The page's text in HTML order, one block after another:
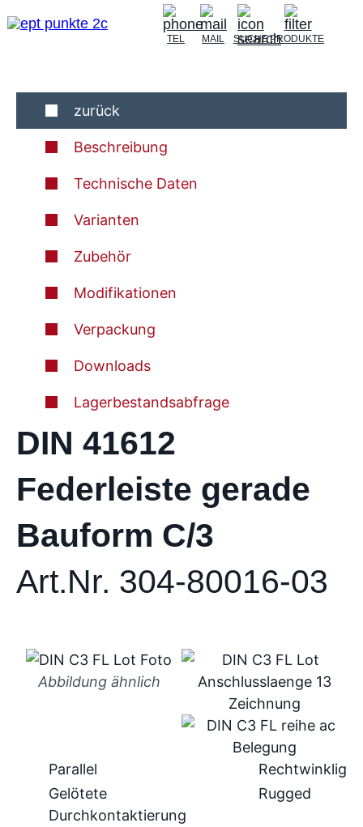
TEL MAIL SUCHEPRODUKTE
zurück
Beschreibung
Technische Daten
Varianten
Zubehör
Modifikationen
Verpackung
Downloads
Lagerbestandsabfrage
DIN 41612
Federleiste gerade
Bauform C/3
Art.Nr. 304-80016-03
Abbildung ähnlich
Parallel
Rechtwinklig
Gelötete
Durchkontaktierung
Rugged